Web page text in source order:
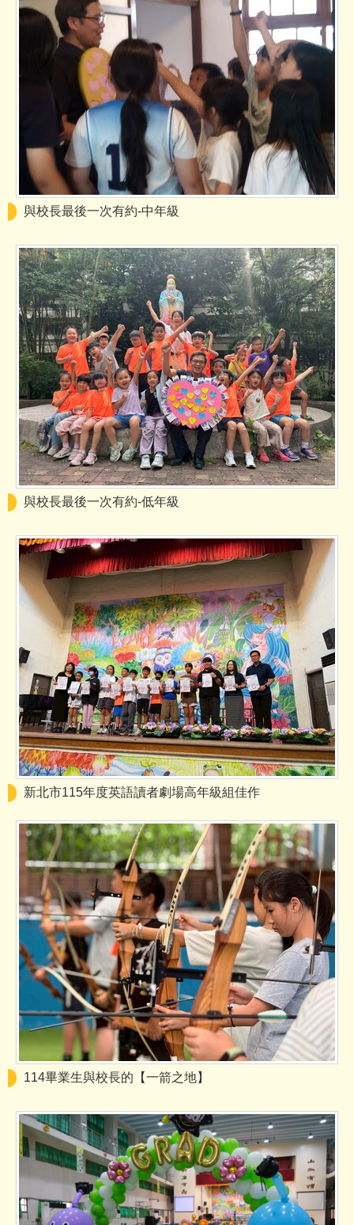
與校長最後一次有約-中年級
與校長最後一次有約-低年級
新北市115年度英語讀者劇場高年級組佳作
114畢業生與校長的【一箭之地】